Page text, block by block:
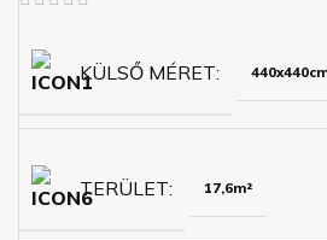
KÜLSŐ MÉRET
TERÜLET 17,6m²